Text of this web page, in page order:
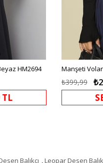
HM2694
TL
₺399,99
Balıkçı ,Leopar Desen